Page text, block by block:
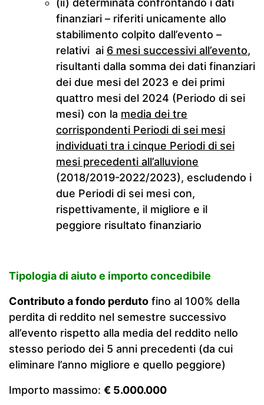
(ii) determinata confrontando i dati
finanziari – riferiti unicamente allo
stabilimento colpito dall’evento –
relativi ai 6 mesi successivi all’evento,
risultanti dalla somma dei dati finanziari
dei due mesi del 2023 e dei primi
quattro mesi del 2024 (Periodo di sei
mesi) con la media dei tre
corrispondenti Periodi di sei mesi
individuati tra i cinque Periodi di sei
mesi precedenti all’alluvione
(2018/2019-2022/2023), escludendo i
due Periodi di sei mesi con,
rispettivamente, il migliore e il
peggiore risultato finanziario
Tipologia di aiuto e importo concedibile
Contributo a fondo perduto fino al 100% della
perdita di reddito nel semestre successivo
all’evento rispetto alla media del reddito nello
stesso periodo dei 5 anni precedenti (da cui
eliminare l’anno migliore e quello peggiore)
Importo massimo: € 5.000.000